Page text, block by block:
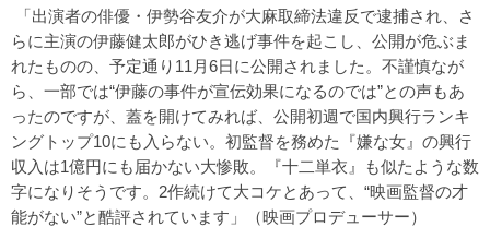
「出演者の俳優・伊勢谷友介が大麻取締法違反で逮捕され、さ
らに主演の伊藤健太郎がひき逃げ事件を起こし、公開が危ぶま
れたものの、予定通り11月6日に公開されました。不謹慎なが
ら、一部では“伊藤の事件が宣伝効果になるのでは”との声もあ
ったのですが、蓋を開けてみれば、公開初週で国内興行ランキ
ングトップ10にも入らない。初監督を務めた『嫌な女』の興行
収入は1億円にも届かない大惨敗。『十二単衣』も似たような数
字になりそうです。2作続けて大コケとあって、“映画監督の才
能がない”と酷評されています」（映画プロデューサー）